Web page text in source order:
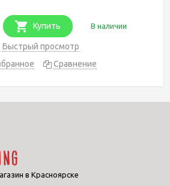
Купить В наличии
Быстрый просмотр
Сравнение
в Красноярске